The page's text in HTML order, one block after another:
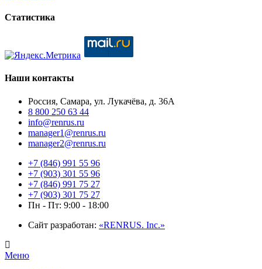
Статистика
Наши контакты
Россия, Самара, ул. Лукачёва, д. 36А
8 800 250 63 44
info@renrus.ru
manager1@renrus.ru
manager2@renrus.ru
+7 (846) 991 55 96
+7 (903) 301 55 96
+7 (846) 991 75 27
+7 (903) 301 75 27
Пн - Пт: 9:00 - 18:00
Сайт разработан: «RENRUS. Inc.»
Меню